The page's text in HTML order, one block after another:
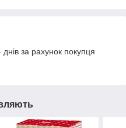
за рахунок покупця